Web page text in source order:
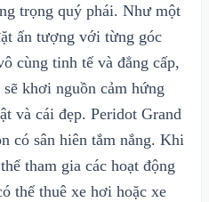
trọng quý phái. Như một
ấn tượng với từng góc
cùng tinh tế và đẳng cấp,
khơi nguồn cảm hứng
và cái đẹp. Peridot Grand
có sân hiên tắm nắng. Khi
tham gia các hoạt động
thể thuê xe hơi hoặc xe